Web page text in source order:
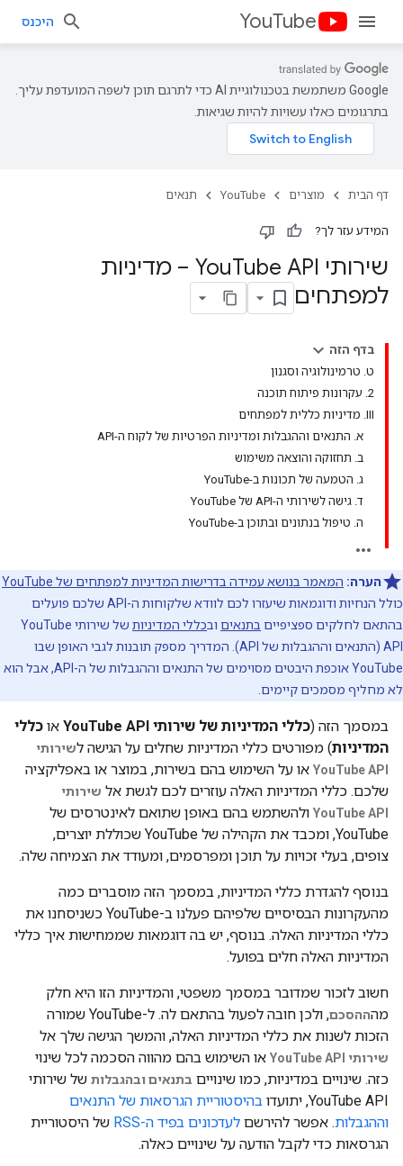
YouTube היכנס
‫Google משתמשת בטכנולוגיית AI כדי לתרגם תוכן לשפה המועדפת עליך.
בתרגומים כאלו עשויות להיות שגיאות.
דף הבית מוצרים YouTube תנאים
המידע עזר לך?
שירותי You
Tube API – מדיניות
למפתחים
בדף הזה
ט. טרמינולוגיה וסגנון
2
. עקרונות פיתוח תוכנה
III
. מדיניות כללית למפתחים
א. התנאים וההגבלות ומדיניות הפרטיות של לקוח ה-API
ב. תחזוקה והוצאה משימוש
ג. הטמעה של תכונות ב-YouTube
ד. גישה לשירותי ה-API של You
Tube
ה. טיפול בנתונים ובתוכן ב-YouTube
הערה: המאמר בנושא עמידה בדרישות המדיניות למפתחים של YouTube
כולל הנחיות ודוגמאות שיעזרו לכם לוודא שלקוחות ה-API שלכם פועלים
בהתאם לחלקים ספציפיים בתנאים ובכללי המדיניות
של שירותי YouTube
API (התנאים וההגבלות של API). המדריך מספק תובנות לגבי האופן שבו
YouTube אוכפת היבטים מסוימים של התנאים וההגבלות של ה-API, אבל הוא
לא מחליף מסמכים קיימים.
במסמך הזה (כללי המדיניות של שירותי YouTube API או כללי
המדיניות) מפורטים כללי המדיניות שחלים על הגישה לשירותי
YouTube API או על השימוש בהם בשירות, במוצר או באפליקציה
שלכם. כללי המדיניות האלה עוזרים לכם לגשת אל שירותי
YouTube API ולהשתמש בהם באופן שתואם לאינטרסים של
YouTube, ומכבד את הקהילה של YouTube שכוללת יוצרים,
צופים, בעלי זכויות על תוכן ומפרסמים, ומעודד את הצמיחה שלה.
בנוסף להגדרת כללי המדיניות, במסמך הזה מוסברים כמה
מהעקרונות הבסיסיים שלפיהם פעלנו ב-YouTube כשניסחנו את
כללי המדיניות האלה. בנוסף, יש בה דוגמאות שממחישות איך כללי
המדיניות האלה חלים בפועל.
חשוב לזכור שמדובר במסמך משפטי, והמדיניות הזו היא חלק
מהההסכם
, ולכן חובה לפעול בהתאם לה. ל-YouTube שמורה
הזכות לשנות את כללי המדיניות האלה, והמשך הגישה שלך אל
שירותי YouTube API
או השימוש בהם מהווה הסכמה לכל שינוי
כזה. שינויים במדיניות, כמו שינויים בתנאים ובהגבלות של שירותי
YouTube API, יתועדו
בהיסטוריית הגרסאות של התנאים
וההגבלות. אפשר להירשם לעדכונים בפיד ה-RSS
של היסטוריית
הגרסאות כדי לקבל הודעה על שינויים כאלה.